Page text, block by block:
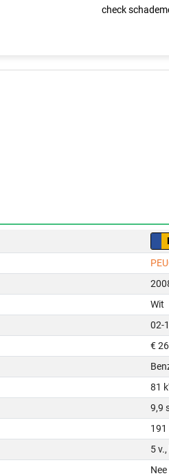
check
Wit
02-
€
81
9,9
5
Nee